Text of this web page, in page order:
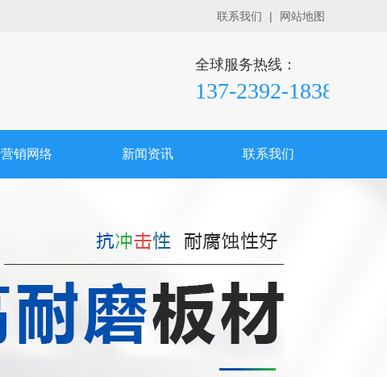
联系我们 | 网站地图
全球服务热线：
137-2392-1838
营销网络 新闻资讯 联系我们